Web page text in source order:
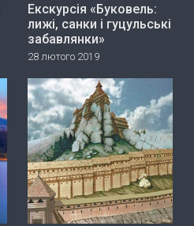
Екскурсія «Буковель:
лижі, санки і гуцульські
забавлянки»
28 лютого 2019